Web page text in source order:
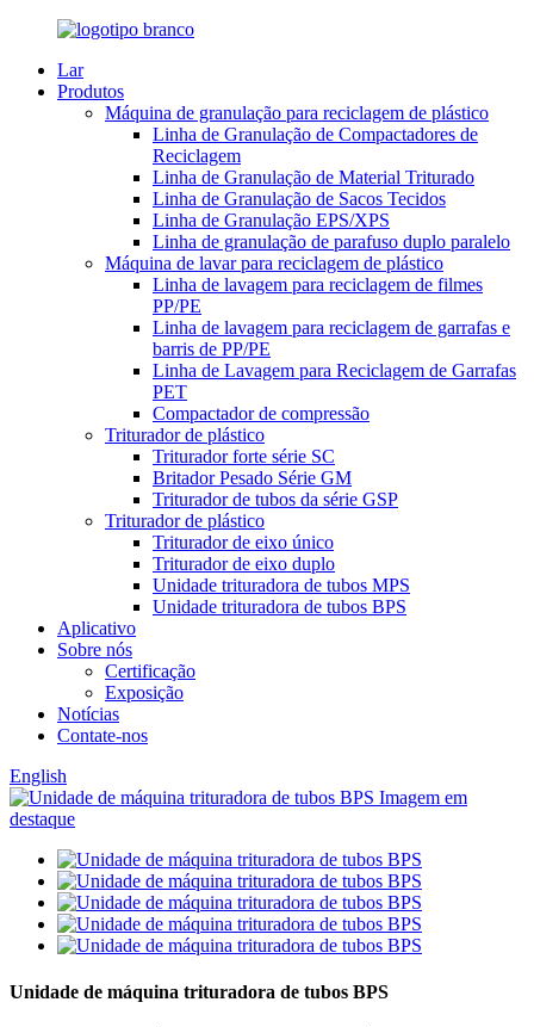
Lar
Produtos
Máquina de granulação para reciclagem de plástico
Linha de Granulação de Compactadores de
Reciclagem
Linha de Granulação de Material Triturado
Linha de Granulação de Sacos Tecidos
Linha de Granulação EPS/XPS
Linha de granulação de parafuso duplo paralelo
Máquina de lavar para reciclagem de plástico
Linha de lavagem para reciclagem de filmes
PP/PE
Linha de lavagem para reciclagem de garrafas e
barris de PP/PE
Linha de Lavagem para Reciclagem de Garrafas
PET
Compactador de compressão
Triturador de plástico
Triturador forte série SC
Britador Pesado Série GM
Triturador de tubos da série GSP
Triturador de plástico
Triturador de eixo único
Triturador de eixo duplo
Unidade trituradora de tubos MPS
Unidade trituradora de tubos BPS
Aplicativo
Sobre nós
Certificação
Exposição
Notícias
Contate-nos
English
Unidade de máquina trituradora de tubos BPS